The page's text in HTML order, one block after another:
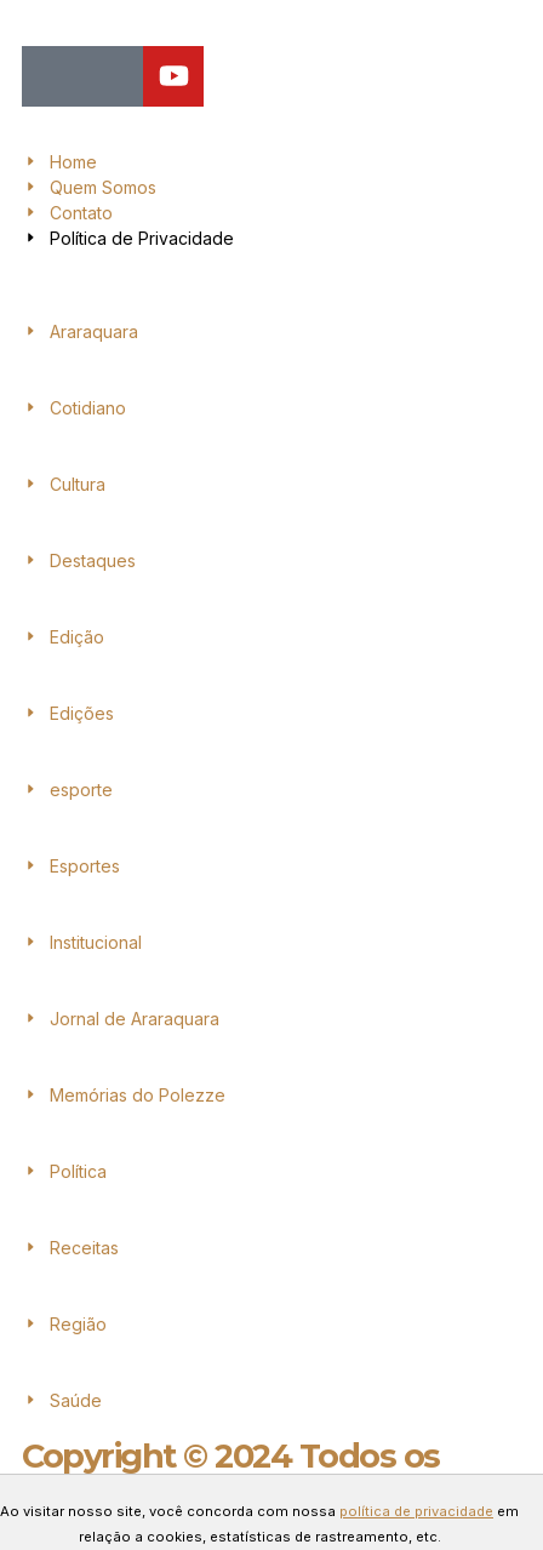
Home
Quem Somos
Contato
Política de Privacidade
Araraquara
Cotidiano
Cultura
Destaques
Edição
Edições
esporte
Esportes
Institucional
Jornal de Araraquara
Memórias do Polezze
Política
Receitas
Região
Saúde
Copyright © 2024 Todos os
Desenvolvido por Connect Web
Ao visitar nosso site, você concorda com nossa política de privacidade em
relação a cookies, estatísticas de rastreamento, etc.